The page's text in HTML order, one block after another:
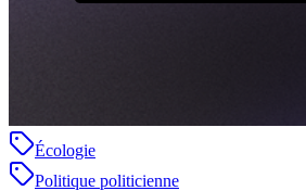
Écologie
Politique politicienne